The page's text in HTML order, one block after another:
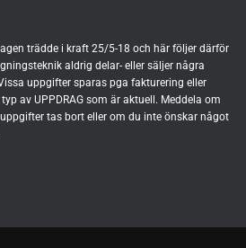
trädde i kraft 25/5-18 och här följer därför
aldrig delar- eller säljer några
uppgifter sparas pga fakturering eller
av UPPDRAG som är aktuell. Meddela om
tas bort eller om du inte önskar något